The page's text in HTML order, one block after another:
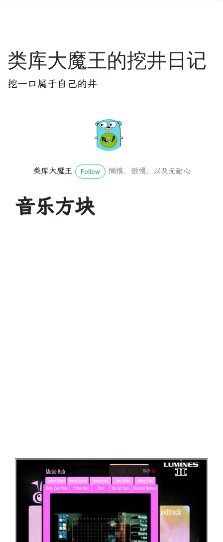
类库大魔王的挖井日记
挖一口属于自己的井
类库大魔王 Follow 懒惰，傲慢，以及无耐心
音乐方块